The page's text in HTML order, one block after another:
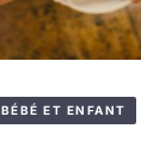
BÉBÉ ET ENFANT